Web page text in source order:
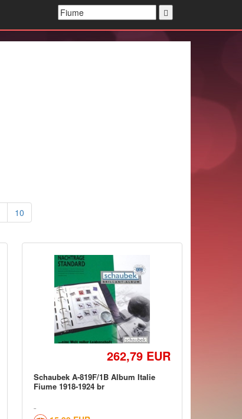
10
262,79 EUR
Schaubek A-819F/1B Album Italie
Fiume 1918-1924 br